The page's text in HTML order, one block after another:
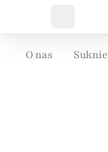
O nas Suknie